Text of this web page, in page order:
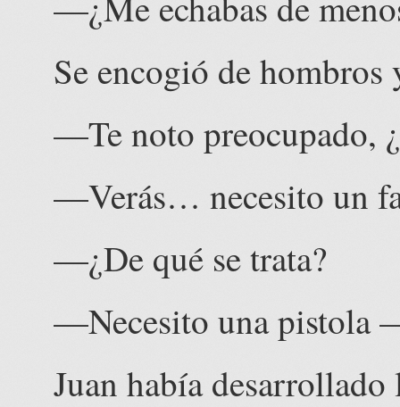
Se encogió de
—Te noto preocupado,
—Verás… necesito un
—¿De qué se trata?
—Necesito una pistola
Juan había